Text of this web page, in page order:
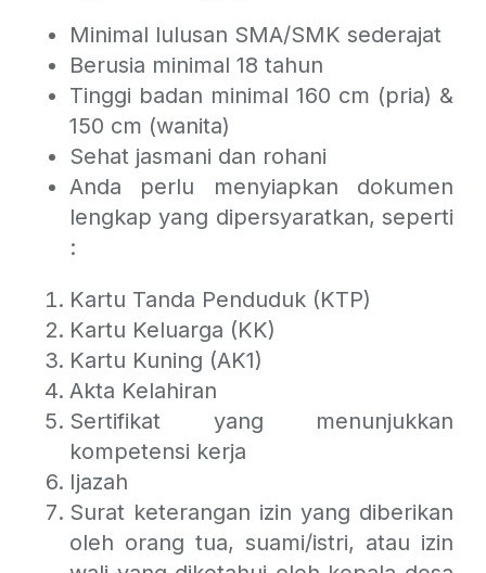
Minimal lulusan SMA/SMK sederajat
Berusia minimal 18 tahun
Tinggi badan minimal 160 cm (pria) &
150 cm (wanita)
Sehat jasmani dan rohani
Anda perlu menyiapkan dokumen
lengkap yang dipersyaratkan, seperti
:
Kartu Tanda Penduduk (KTP)
Kartu Keluarga (KK)
Kartu Kuning (AK1)
Akta Kelahiran
Sertifikat yang menunjukkan
kompetensi kerja
Ijazah
Surat keterangan izin yang diberikan
oleh orang tua, suami/istri, atau izin